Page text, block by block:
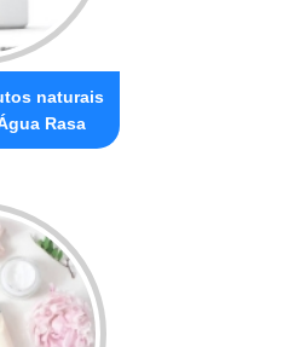
naturais
Rasa